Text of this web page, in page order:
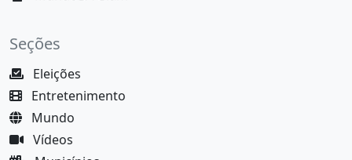
Seções
Eleições
Entretenimento
Mundo
Vídeos